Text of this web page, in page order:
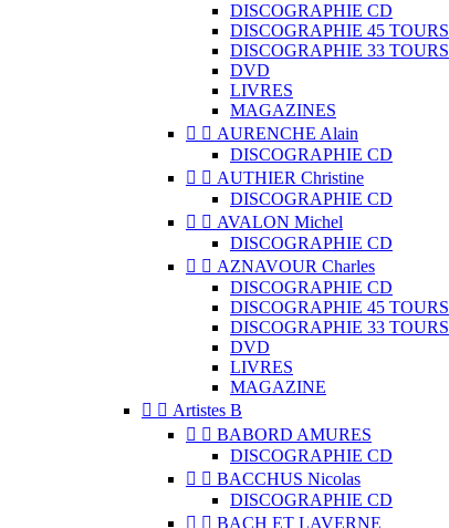
DISCOGRAPHIE CD
DISCOGRAPHIE 45 TOURS
DISCOGRAPHIE 33 TOURS
DVD
LIVRES
MAGAZINES
  AURENCHE Alain
DISCOGRAPHIE CD
  AUTHIER Christine
DISCOGRAPHIE CD
  AVALON Michel
DISCOGRAPHIE CD
  AZNAVOUR Charles
DISCOGRAPHIE CD
DISCOGRAPHIE 45 TOURS
DISCOGRAPHIE 33 TOURS
DVD
LIVRES
MAGAZINE
  Artistes B
  BABORD AMURES
DISCOGRAPHIE CD
  BACCHUS Nicolas
DISCOGRAPHIE CD
  BACH ET LAVERNE